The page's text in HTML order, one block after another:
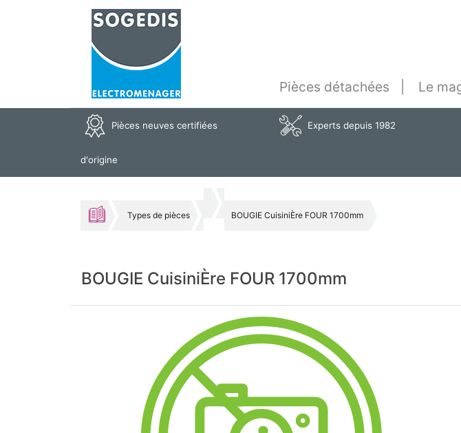
Pièces détachées Le
Pièces neuves certifiées
d'origine
Experts depuis 1982
Types de pièces BOUGIE CuisiniÈre FOUR 1700mm
BOUGIE CuisiniÈre FOUR 1700mm